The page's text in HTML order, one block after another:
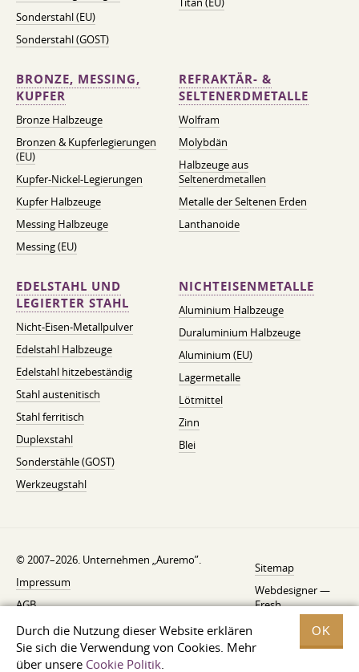
Durch die Nutzung dieser Website erklären
Sie sich die Verwendung von Cookies. Mehr
über unsere Cookie Politik.
OK
Sonderstahl (EU)
Sonderstahl (GOST)
BRONZE, MESSING,
KUPFER
Bronze Halbzeuge
Bronzen & Kupferlegierungen
(EU)
Kupfer-Nickel-Legierungen
Kupfer Halbzeuge
Messing Halbzeuge
Messing (EU)
REFRAKTÄR- &
SELTENERDMETALLE
Wolfram
Molybdän
Halbzeuge aus
Seltenerdmetallen
Metalle der Seltenen Erden
Lanthanoide
EDELSTAHL UND
LEGIERTER STAHL
Nicht-Eisen-Metallpulver
Edelstahl Halbzeuge
Edelstahl hitzebeständig
Stahl austenitisch
Stahl ferritisch
Duplexstahl
Sonderstähle (GOST)
Werkzeugstahl
NICHTEISENMETALLE
Aluminium Halbzeuge
Duraluminium Halbzeuge
Aluminium (EU)
Lagermetalle
Lötmittel
Zinn
Blei
© 2007–2026. Unternehmen „Auremo”.
Impressum
AGB
Widerrufsbelehrung
Datenschutzerklärung
Sitemap
Webdesigner —
Fresh